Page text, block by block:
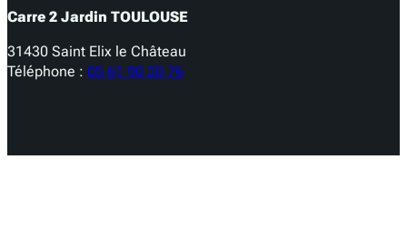
Carre 2 Jardin TOULOUSE
31430 Saint Elix le Château
Téléphone : 05 61 90 20 76